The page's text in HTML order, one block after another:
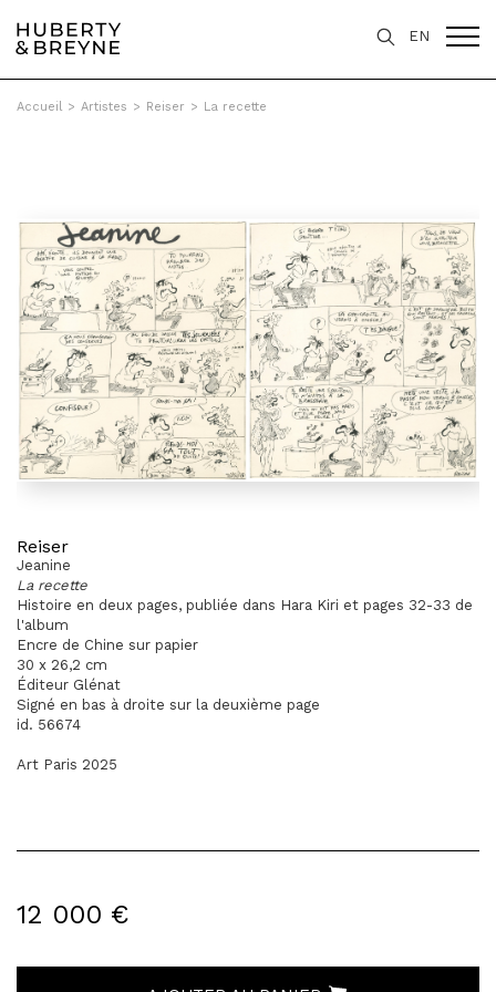
EN
Accueil > Artistes > Reiser > La recette
Reiser
Jeanine
La recette
Histoire en deux pages, publiée dans Hara Kiri et pages 32-33 de
l'album
Encre de Chine sur papier
30 x 26,2 cm
Éditeur Glénat
Signé en bas à droite sur la deuxième page
id. 56674
Art Paris 2025
12 000 €